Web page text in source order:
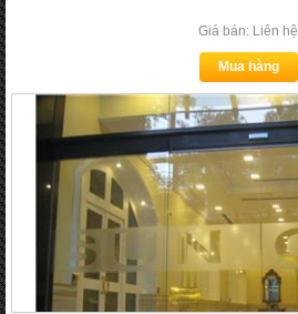
Giá bán: Liên hệ
Mua hàng